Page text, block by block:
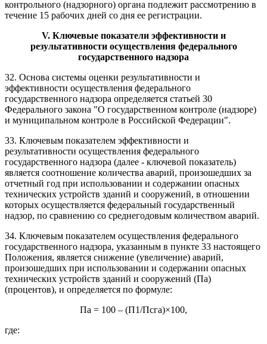
контрольного (надзорного) органа подлежит рассмотрению в
течение 15 рабочих дней со дня ее регистрации.
V. Ключевые показатели эффективности и
результативности осуществления федерального
государственного надзора
32. Основа системы оценки результативности и
эффективности осуществления федерального
государственного надзора определяется статьей 30
Федерального закона "О государственном контроле (надзоре)
и муниципальном контроле в Российской Федерации".
33. Ключевым показателем эффективности и
результативности осуществления федерального
государственного надзора (далее - ключевой показатель)
является соотношение количества аварий, произошедших за
отчетный год при использовании и содержании опасных
технических устройств зданий и сооружений, в отношении
которых осуществляется федеральный государственный
надзор, по сравнению со среднегодовым количеством аварий.
34. Ключевым показателем осуществления федерального
государственного надзора, указанным в пункте 33 настоящего
Положения, является снижение (увеличение) аварий,
произошедших при использовании и содержании опасных
технических устройств зданий и сооружений (Па)
(процентов), и определяется по формуле:
Па = 100 – (П1/Псга)×100,
где: